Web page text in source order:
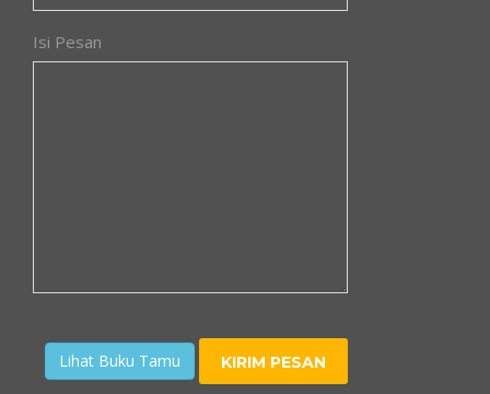
Isi Pesan
Lihat Buku Tamu KIRIM PESAN